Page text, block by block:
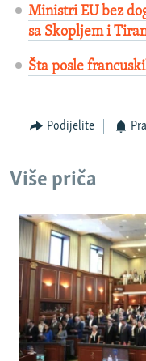
Ministri EU bez
sa Skopljem i
Šta posle
Podijelite
Više priča